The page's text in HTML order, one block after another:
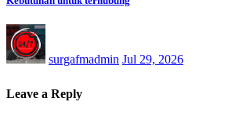
surgafmadmin Jul 29, 2026
Leave a Reply